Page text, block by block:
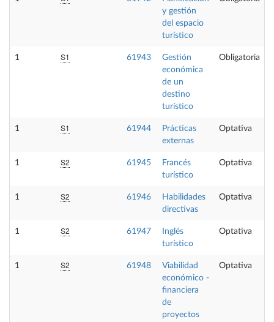
y gestión
del espacio
turístico
1 S1 61943
Gestión
económica
de un
destino
turístico
Obligatoria
1 S1 61944
Prácticas
externas
Optativa
1 S2 61945
Francés
turístico
Optativa
1 S2 61946
Habilidades
directivas
Optativa
1 S2 61947
Inglés
turístico
Optativa
1 S2 61948
Viabilidad
económico -
financiera
de
proyectos
Optativa